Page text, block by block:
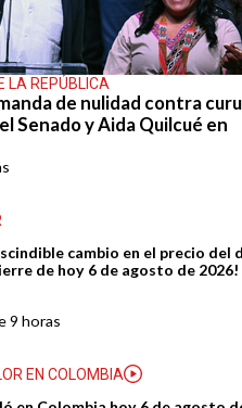
LA REPÚBLICA
de nulidad contra
Senado y Aida Quilcué en
cambio en el precio del
de hoy 6 de agosto de 2026!
9 horas
EN COLOMBIA